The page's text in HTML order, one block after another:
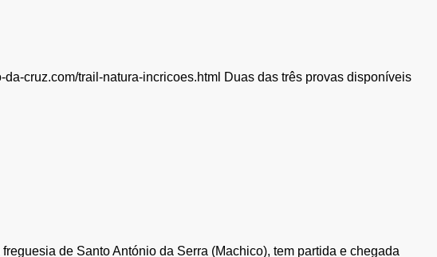
cruz.com/trail-natura-incricoes.html Duas das três provas disponíveis
de Santo António da Serra (Machico), tem partida e chegada